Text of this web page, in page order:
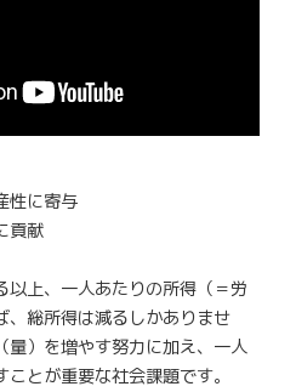
性に寄与
貢献
以上、一人あたりの所得（＝労
、総所得は減るしかありませ
量）を増やす努力に加え、一人
とが重要な社会課題です。